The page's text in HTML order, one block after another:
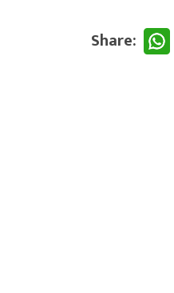
Share: